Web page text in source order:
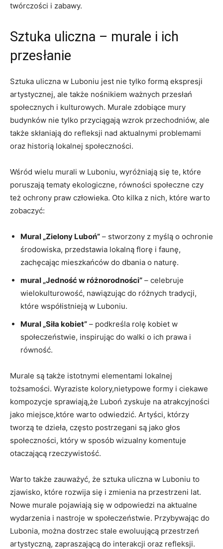
twórczości i zabawy.
Sztuka uliczna – murale i ich
przesłanie
Sztuka uliczna w Luboniu jest nie tylko‍ formą ekspresji
artystycznej, ale także⁣ nośnikiem ważnych przesłań
społecznych i ⁣kulturowych. Murale zdobiące mury
budynków nie ⁤tylko przyciągają wzrok przechodniów, ale
także skłaniają⁢ do refleksji⁣ nad aktualnymi problemami
oraz historią lokalnej⁣ społeczności.
Wśród wielu murali w Luboniu, wyróżniają się te, które
poruszają tematy ekologiczne, równości społeczne czy
też ochrony praw człowieka. Oto ⁢kilka z nich, które warto ​
zobaczyć:
Mural „Zielony Luboń” – stworzony z myślą o ⁢ochronie
środowiska, ⁣przedstawia lokalną florę i faunę,
zachęcając mieszkańców do dbania o ⁤naturę.
mural „Jedność w⁢ różnorodności” – celebruje
wielokulturowość, nawiązując do różnych tradycji,
które współistnieją w ‌Luboniu.
Mural „Siła kobiet” – podkreśla rolę kobiet w
społeczeństwie, inspirując ⁢do‌ walki o ich prawa i
równość.
Murale są ‌także istotnymi⁤ elementami lokalnej
tożsamości. Wyraziste kolory,nietypowe‌ formy i ciekawe
kompozycje⁢ sprawiają,że Luboń zyskuje na atrakcyjności
jako miejsce,które warto odwiedzić. Artyści, którzy
tworzą te dzieła, często postrzegani są jako ⁤głos ​
społeczności, który​ w ⁢sposób wizualny komentuje
otaczającą rzeczywistość.
Warto także zauważyć, że sztuka⁣ uliczna w Luboniu‍ to
zjawisko, które rozwija się i ​zmienia na przestrzeni lat.
Nowe murale pojawiają się w odpowiedzi na aktualne
‍wydarzenia i nastroje w społeczeństwie. Przybywając⁢ do
Lubonia, można dostrzec stale ewoluującą przestrzeń
artystyczną,​ zapraszającą do interakcji oraz refleksji.